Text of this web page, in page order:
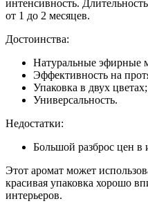
интенсивность.
от 1 до 2 месяцев.
Достоинства:
Натуральные эфирные
Эффективность на
Упаковка в двух цветах;
Универсальность.
Недостатки:
Большой разброс цен в
Этот аромат может
красивая упаковка хорошо
интерьеров.